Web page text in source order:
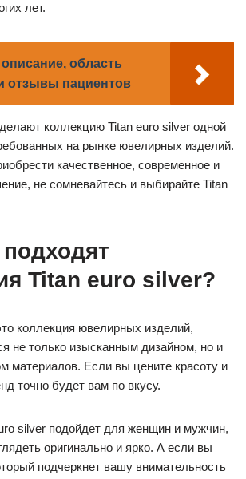
лет.
область
отзывы пациентов
коллекцию Titan euro silver одной
на рынке ювелирных изделий.
качественное, современное и
не сомневайтесь и выбирайте Titan
Titan euro silver?
коллекция ювелирных изделий,
не только изысканным дизайном, но и
материалов. Если вы цените красоту и
точно будет вам по вкусу.
silver подойдет для женщин и мужчин,
оригинально и ярко. А если вы
подчеркнет вашу внимательность